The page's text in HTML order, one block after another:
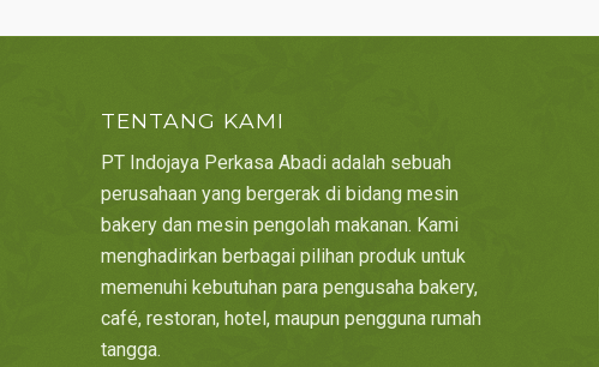
TENTANG KAMI
PT Indojaya Perkasa Abadi adalah sebuah
perusahaan yang bergerak di bidang mesin
bakery dan mesin pengolah makanan. Kami
menghadirkan berbagai pilihan produk untuk
memenuhi kebutuhan para pengusaha bakery,
café, restoran, hotel, maupun pengguna rumah
tangga.